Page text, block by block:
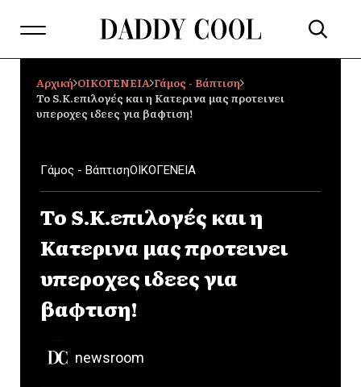
Αρχική ΟΙΚΟΓΕΝΕΙΑ Γάμος - Βάπτιση
Το S.K.επιλογές και η Κατερινα μας προτεινει
υπεροχες ιδεες για βαφτιση!
Γάμος - ΒάπτισηΟΙΚΟΓΕΝΕΙΑ
Το S.K.επιλογές και η
Κατερινα μας προτεινει
υπεροχες ιδεες για
βαφτιση!
newsroom